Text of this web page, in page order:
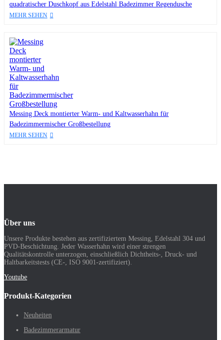
quadratischer Duschkopf aus Edelstahl Badezimmer Regendusche
MEHR SEHEN
Messing Deck montierter Warm- und Kaltwasserhahn für
Badezimmermischer Großbestellung
MEHR SEHEN
Über uns
Unsere Produkte bestehen aus zertifiziertem Messing, Edelstahl 304 und
PVD-Beschichtung. Jeder Wasserhahn wird einer strengen
Qualitätskontrolle unterzogen, einschließlich Dichtheits-, Druck- und
Haltbarkeitstests (CE-, ISO 9001-zertifiziert).
Youtube
Produkt-Kategorien
Neuheiten
Badezimmerarmatur